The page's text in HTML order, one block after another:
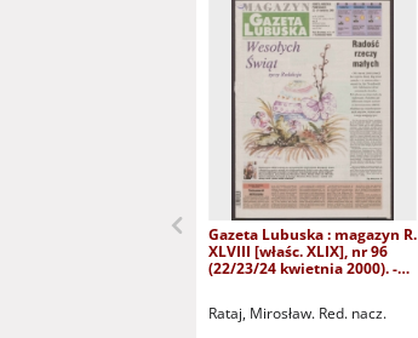
Gazeta Lubuska : magazyn R.
XLVIII [właśc. XLIX], nr 96
(22/23/24 kwietnia 2000). -
Rataj, Mirosław. Red. nacz.